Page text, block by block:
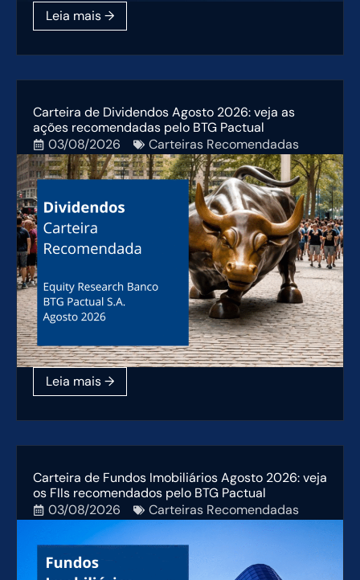
Carteira de Dividendos Agosto 2026: veja as
ações recomendadas pelo BTG Pactual
03/08/2026
Carteiras Recomendadas
Carteira de Fundos Imobiliários Agosto 2026: veja
os FIIs recomendados pelo BTG Pactual
03/08/2026
Carteiras Recomendadas